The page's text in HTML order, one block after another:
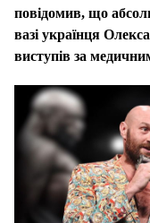
повідомив, що
вазі українця
виступів за